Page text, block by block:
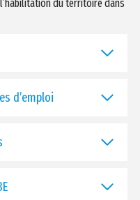
du territoire dans
d’emploi